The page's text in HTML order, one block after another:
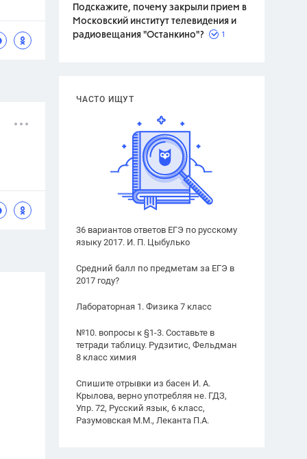
Подскажите, почему закрыли прием в
Московский институт телевидения и
радиовещания "Останкино"?
1
ЧАСТО ИЩУТ
36 вариантов ответов ЕГЭ по русскому
языку 2017. И. П. Цыбулько
Средний балл по предметам за ЕГЭ в
2017 году?
Лабораторная 1. Физика 7 класс
№10. вопросы к §1-3. Составьте в
тетради таблицу. Рудзитис, Фельдман
8 класс химия
Спишите отрывки из басен И. А.
Крылова, верно употребляя не. ГДЗ,
Упр. 72, Русский язык, 6 класс,
Разумовская М.М., Леканта П.А.